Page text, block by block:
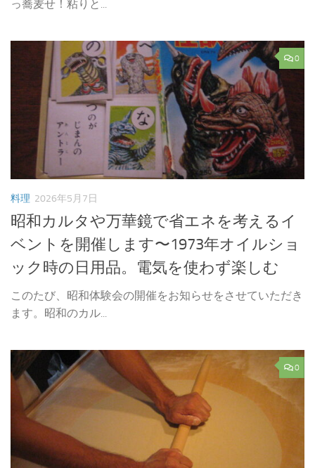
っ蕎麦せ！粘りと...
0
料理 2026年5月7日
昭和カルタや万華鏡で省エネを考えるイ
ベントを開催します〜1973年オイルショ
ック時の日用品。電気を使わず楽しむ
このたび、昭和体験会の開催をお知らせをさせていただき
ます。昭和のカル...
0